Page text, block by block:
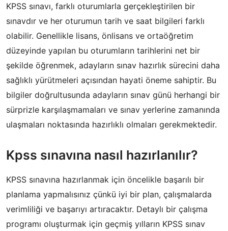
KPSS sınavı, farklı oturumlarla gerçekleştirilen bir
sınavdır ve her oturumun tarih ve saat bilgileri farklı
olabilir. Genellikle lisans, önlisans ve ortaöğretim
düzeyinde yapılan bu oturumların tarihlerini net bir
şekilde öğrenmek, adayların sınav hazırlık sürecini daha
sağlıklı yürütmeleri açısından hayati öneme sahiptir. Bu
bilgiler doğrultusunda adayların sınav günü herhangi bir
sürprizle karşılaşmamaları ve sınav yerlerine zamanında
ulaşmaları noktasında hazırlıklı olmaları gerekmektedir.
Kpss sınavına nasıl hazırlanılır?
KPSS sınavına hazırlanmak için öncelikle başarılı bir
planlama yapmalısınız çünkü iyi bir plan, çalışmalarda
verimliliği ve başarıyı artıracaktır. Detaylı bir çalışma
programı oluşturmak için geçmiş yılların KPSS sınav